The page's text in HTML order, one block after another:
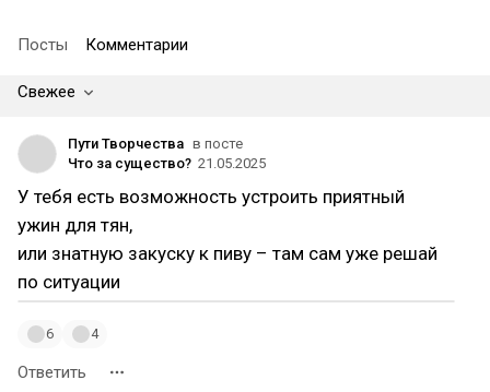
Посты Комментарии
Свежее
Пути Творчества в посте
Что за существо? 21.05.2025
У тебя есть возможность устроить приятный
ужин для тян,
или знатную закуску к пиву – там сам уже решай
по ситуации
6 4
Ответить